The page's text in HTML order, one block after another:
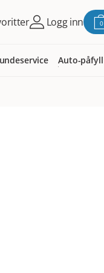
Logg inn 0
Auto-påfyll